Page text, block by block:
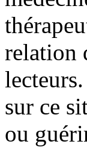
relation
sur ce
ou